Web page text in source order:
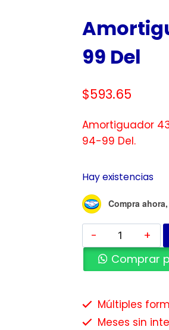
99 Del
$593.65
Amortiguador
94-99 Del.
Hay existencias
Compra
Comprar
Múltiples
Meses sin